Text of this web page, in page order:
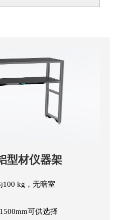
型材仪器架
100 kg，无暗室
可供选择